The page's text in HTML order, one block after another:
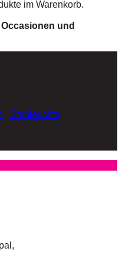
im Warenkorb.
und
Stehleuchte